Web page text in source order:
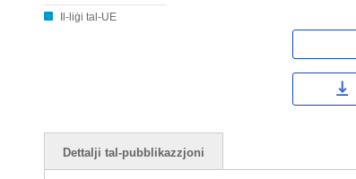
Il-liġi tal-UE
Dettalji tal-pubblikazzjoni